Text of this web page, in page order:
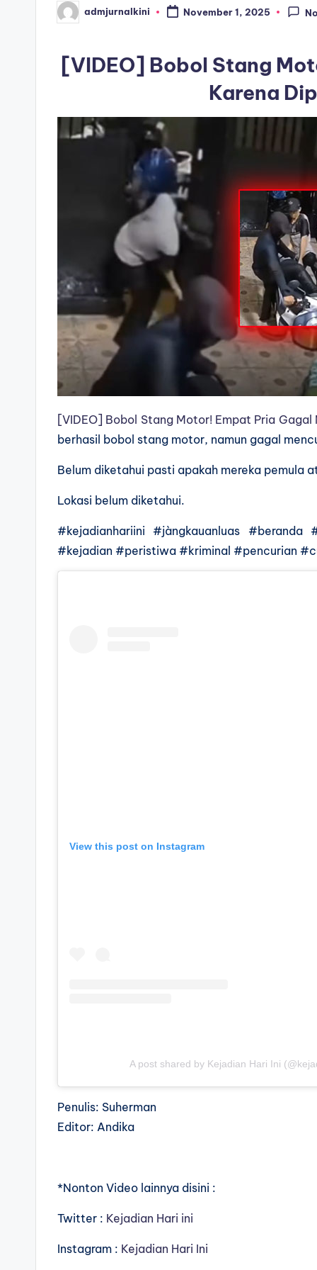
Posted
by
admjurnalkini November 1, 2025
[VIDEO] Bobol Stang
Karena
[VIDEO] Bobol Stang Motor! Empat Pria Gagal
berhasil bobol stang motor, namun gagal
Belum diketahui pasti apakah mereka pemula
Lokasi belum diketahui.
#kejadianhariini #jàngkauanluas
#kejadian #peristiwa #kriminal #pencurian
View this post on Instagram
A post shared by Kejadian Hari Ini
Penulis: Suherman
Editor: Andika
*Nonton Video lainnya disini :
Twitter : Kejadian Hari ini
Instagram : Kejadian Hari Ini